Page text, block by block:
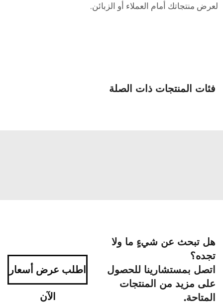
منتجاتك أمام العملاء أو الزبائن.
فئات المنتجات ذات الصلة
هل تبحث عن شيءٍ ما ولا
تجده؟
اتصل بمستشارينا للحصول
على مزيد من المنتجات
المتاحة.
اطلب عرض أسعار
الآن